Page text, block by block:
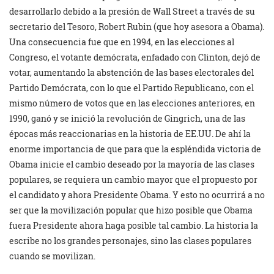
desarrollarlo debido a la presión de Wall Street a través de su
secretario del Tesoro, Robert Rubin (que hoy asesora a Obama).
Una consecuencia fue que en 1994, en las elecciones al
Congreso, el votante demócrata, enfadado con Clinton, dejó de
votar, aumentando la abstención de las bases electorales del
Partido Demócrata, con lo que el Partido Republicano, con el
mismo número de votos que en las elecciones anteriores, en
1990, ganó y se inició la revolución de Gingrich, una de las
épocas más reaccionarias en la historia de EE.UU. De ahí la
enorme importancia de que para que la espléndida victoria de
Obama inicie el cambio deseado por la mayoría de las clases
populares, se requiera un cambio mayor que el propuesto por
el candidato y ahora Presidente Obama. Y esto no ocurrirá a no
ser que la movilización popular que hizo posible que Obama
fuera Presidente ahora haga posible tal cambio. La historia la
escribe no los grandes personajes, sino las clases populares
cuando se movilizan.